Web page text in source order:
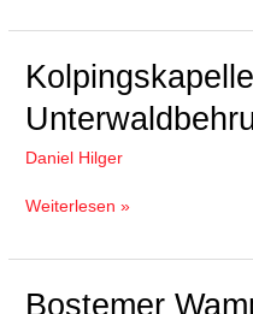
Kolpingskapelle
Daniel Hilger
Kolpingskapelle
Unterwaldbehrungen
Weiterlesen »
Bostemer
Bostemer